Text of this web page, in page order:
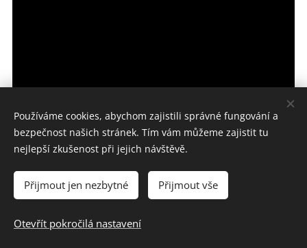
21. Díl: Výchovný řez
Používáme cookies, abychom zajistili správné fungování a
bezpečnost našich stránek. Tím vám můžeme zajistit tu
nejlepší zkušenost při jejich návštěvě.
Přijmout jen nezbytné Přijmout vše
Otevřít pokročilá nastavení